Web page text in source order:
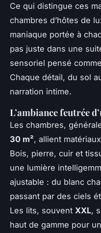
Ce qui distingue ces
chambres d’hôtes de
maniaque portée à
pas juste dans une
sensoriel pensé
Chaque détail, du sol
narration intime.
L’ambiance feutrée
Les chambres,
30 m², allient
Bois, pierre, cuir et
une lumière
ajustable : du blanc
passant par des ciels
Les lits, souvent XXL,
haut de gamme pour